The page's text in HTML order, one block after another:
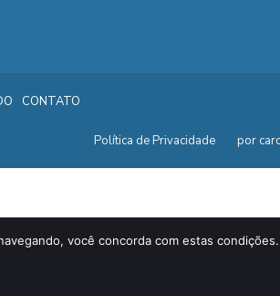
CONTATO
Política de Privacidade por
você concorda com estas condições.